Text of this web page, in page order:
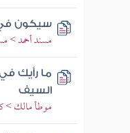
سيكون في
مسند أحمد >
ما رأيك
السيف
موطأ مالك >